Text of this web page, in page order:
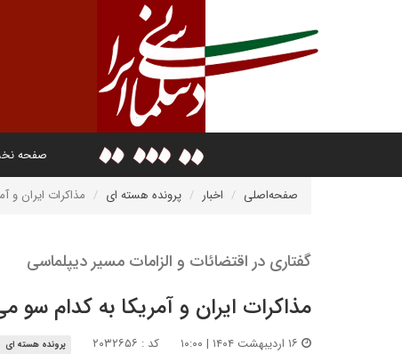
صفحه
صفحه‌اصلی اخبار پرونده هسته ای مذاکرات ایران و
گفتاری در اقتضائات و الزامات مسیر دیپلماسی
مذاکرات ایران و آمریکا به کدام سو
کد : ۲۰۳۲۶۵۶ پرونده هسته ای